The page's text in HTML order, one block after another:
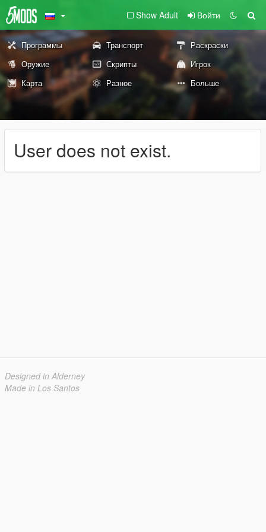
Show Adult Войти
Программы Транспорт
Раскраски
Оружие
Скрипты
Игрок
Карта
Разное Больше
User does not exist.
Designed in Alderney
Made in Los Santos